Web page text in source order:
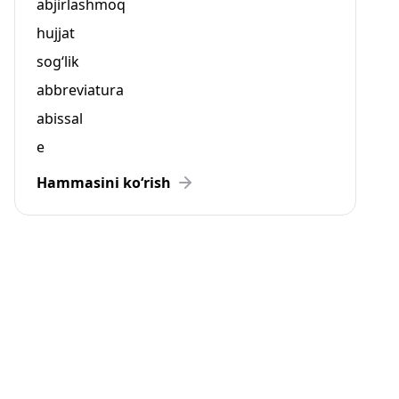
abjirlashmoq
hujjat
sog‘lik
abbreviatura
abissal
e
Hammasini ko‘rish